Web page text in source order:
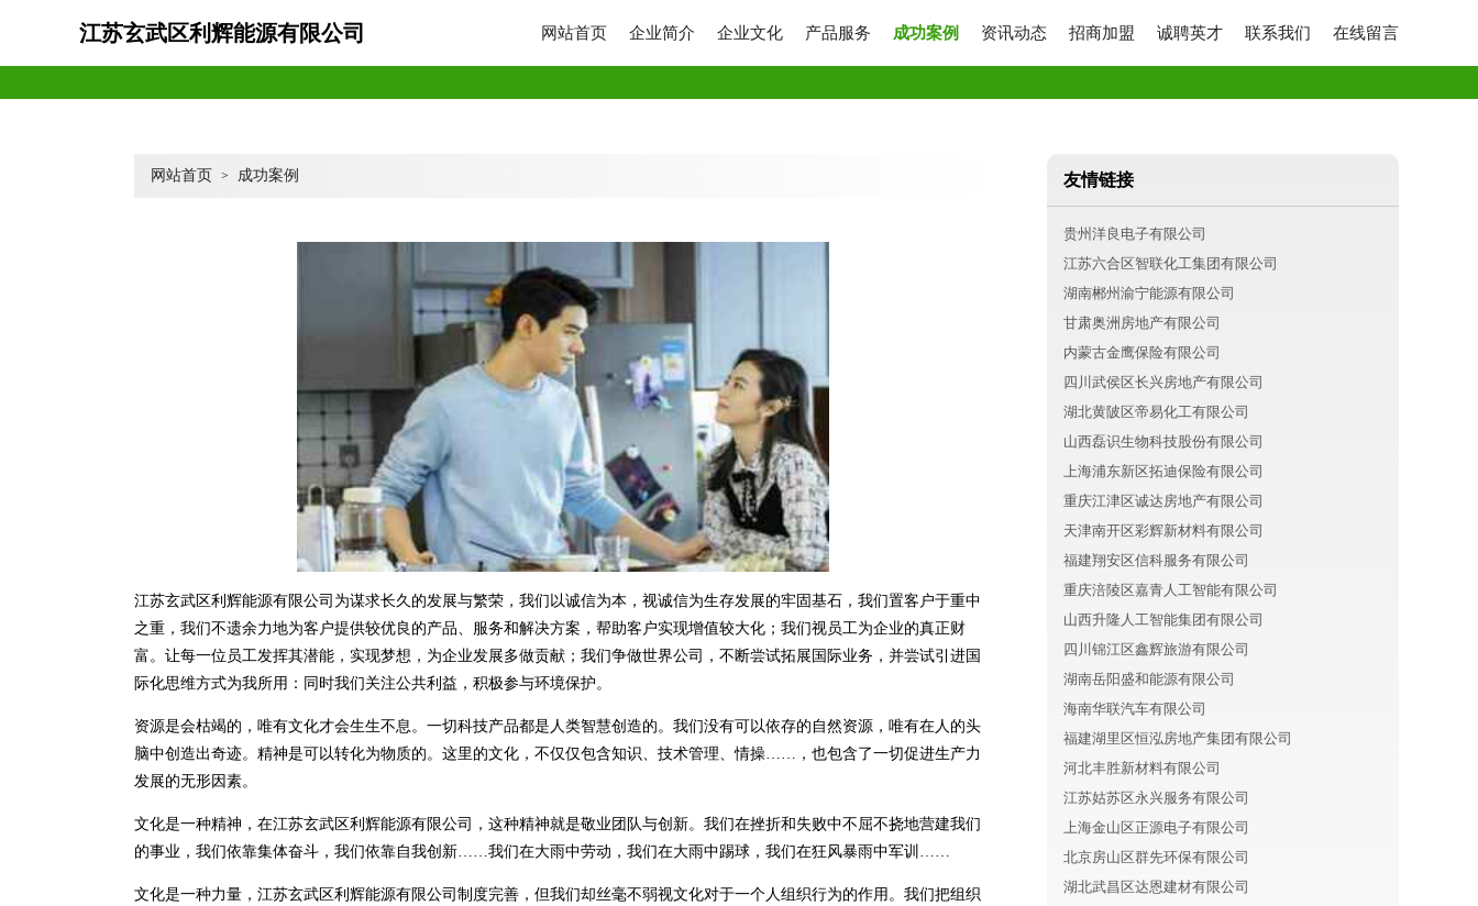
江苏玄武区利辉能源有限公司 网站首页 企业简介 企业文化 产品服务 成功案例 资讯动态 招商加盟 诚聘英才 联系我们 在线留言
网站首页 > 成功案例
江苏玄武区利辉能源有限公司为谋求长久的发展与繁荣，我们以诚信为本，视诚信为生存发展的牢固基石，我们置客户于重中
之重，我们不遗余力地为客户提供较优良的产品、服务和解决方案，帮助客户实现增值较大化；我们视员工为企业的真正财
富。让每一位员工发挥其潜能，实现梦想，为企业发展多做贡献；我们争做世界公司，不断尝试拓展国际业务，并尝试引进国
际化思维方式为我所用：同时我们关注公共利益，积极参与环境保护。
资源是会枯竭的，唯有文化才会生生不息。一切科技产品都是人类智慧创造的。我们没有可以依存的自然资源，唯有在人的头
脑中创造出奇迹。精神是可以转化为物质的。这里的文化，不仅仅包含知识、技术管理、情操……，也包含了一切促进生产力
发展的无形因素。
文化是一种精神，在江苏玄武区利辉能源有限公司，这种精神就是敬业团队与创新。我们在挫折和失败中不屈不挠地营建我们
的事业，我们依靠集体奋斗，我们依靠自我创新……我们在大雨中劳动，我们在大雨中踢球，我们在狂风暴雨中军训……
文化是一种力量，江苏玄武区利辉能源有限公司制度完善，但我们却丝毫不弱视文化对于一个人组织行为的作用。我们把组织
友情链接
贵州洋良电子有限公司
江苏六合区智联化工集团有限公司
湖南郴州渝宁能源有限公司
甘肃奥洲房地产有限公司
内蒙古金鹰保险有限公司
四川武侯区长兴房地产有限公司
湖北黄陂区帝易化工有限公司
山西磊识生物科技股份有限公司
上海浦东新区拓迪保险有限公司
重庆江津区诚达房地产有限公司
天津南开区彩辉新材料有限公司
福建翔安区信科服务有限公司
重庆涪陵区嘉青人工智能有限公司
山西升隆人工智能集团有限公司
四川锦江区鑫辉旅游有限公司
湖南岳阳盛和能源有限公司
海南华联汽车有限公司
福建湖里区恒泓房地产集团有限公司
河北丰胜新材料有限公司
江苏姑苏区永兴服务有限公司
上海金山区正源电子有限公司
北京房山区群先环保有限公司
湖北武昌区达恩建材有限公司